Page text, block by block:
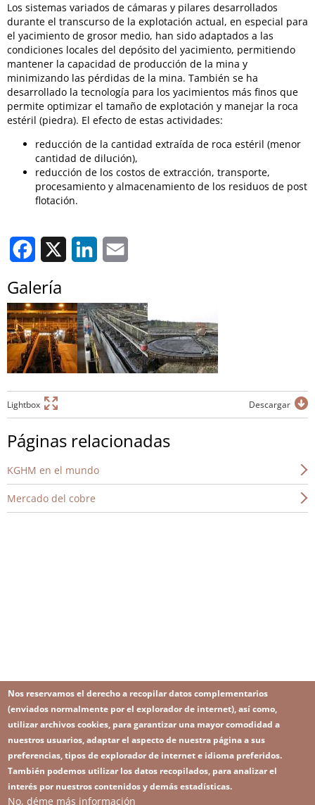
Los sistemas variados de cámaras y pilares desarrollados
durante el transcurso de la explotación actual, en especial para
el yacimiento de grosor medio, han sido adaptados a las
condiciones locales del depósito del yacimiento, permitiendo
mantener la capacidad de producción de la mina y
minimizando las pérdidas de la mina. También se ha
desarrollado la tecnología para los yacimientos más finos que
permite optimizar el tamaño de explotación y manejar la roca
estéril (piedra). El efecto de estas actividades:
reducción de la cantidad extraída de roca estéril (menor
cantidad de dilución),
reducción de los costos de extracción, transporte,
procesamiento y almacenamiento de los residuos de post
flotación.
Facebook LinkedIn
Galería
Lightbox Descargar
Páginas relacionadas
KGHM en el mundo
Mercado del cobre
Nos reservamos el derecho a recopilar datos complementarios
(enviados normalmente por el explorador de internet), así como,
utilizar archivos cookies, para garantizar una mayor comodidad a
nuestros usuarios, adaptar el aspecto de nuestra página a sus
preferencias, tipos de explorador de internet e idioma preferidos.
También podemos utilizar los datos recopilados, para analizar el
interés por nuestros contenidos y demás estadísticas.
No, déme más información